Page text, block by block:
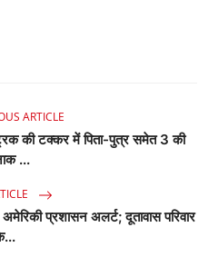
ARTICLE
की टक्कर में पिता-पुत्र समेत 3 की
...
प्रशासन अलर्ट; दूतावास परिवार